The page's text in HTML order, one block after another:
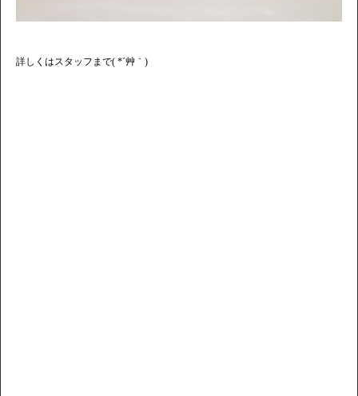
詳しくはスタッフまで( *´艸｀)